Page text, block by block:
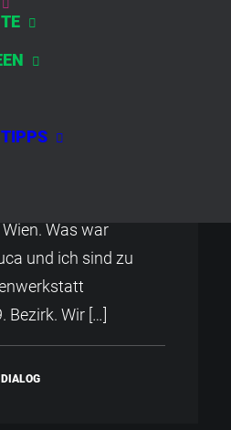
UND
Was war
und ich sind zu
Bezirk. Wir […]
DIALOG